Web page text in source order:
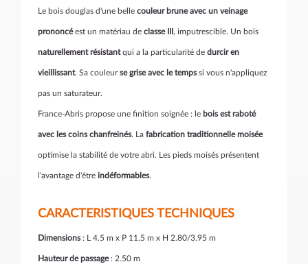
Le bois douglas d'une belle couleur brune avec un veinage
prononcéest un matériau de classe III , imputrescible. Un bois
naturellement résistantqui a la particularité de durcir en
vieillissant. Sa couleurse grise avec le tempssi vous n'appliquez
pas un saturateur.
France-Abris propose une finition soignée : le bois est raboté
avec les coins chanfreinés. La fabrication traditionnelle moisée
optimise la stabilité de votre abri. Les pieds moisés présentent
l'avantage d'être indéformables.
CARACTERISTIQUES TECHNIQUES
Dimensions: L 4.5 m x P 11.5 m x H 2.80/3.95 m
Hauteur de passage: 2.50 m